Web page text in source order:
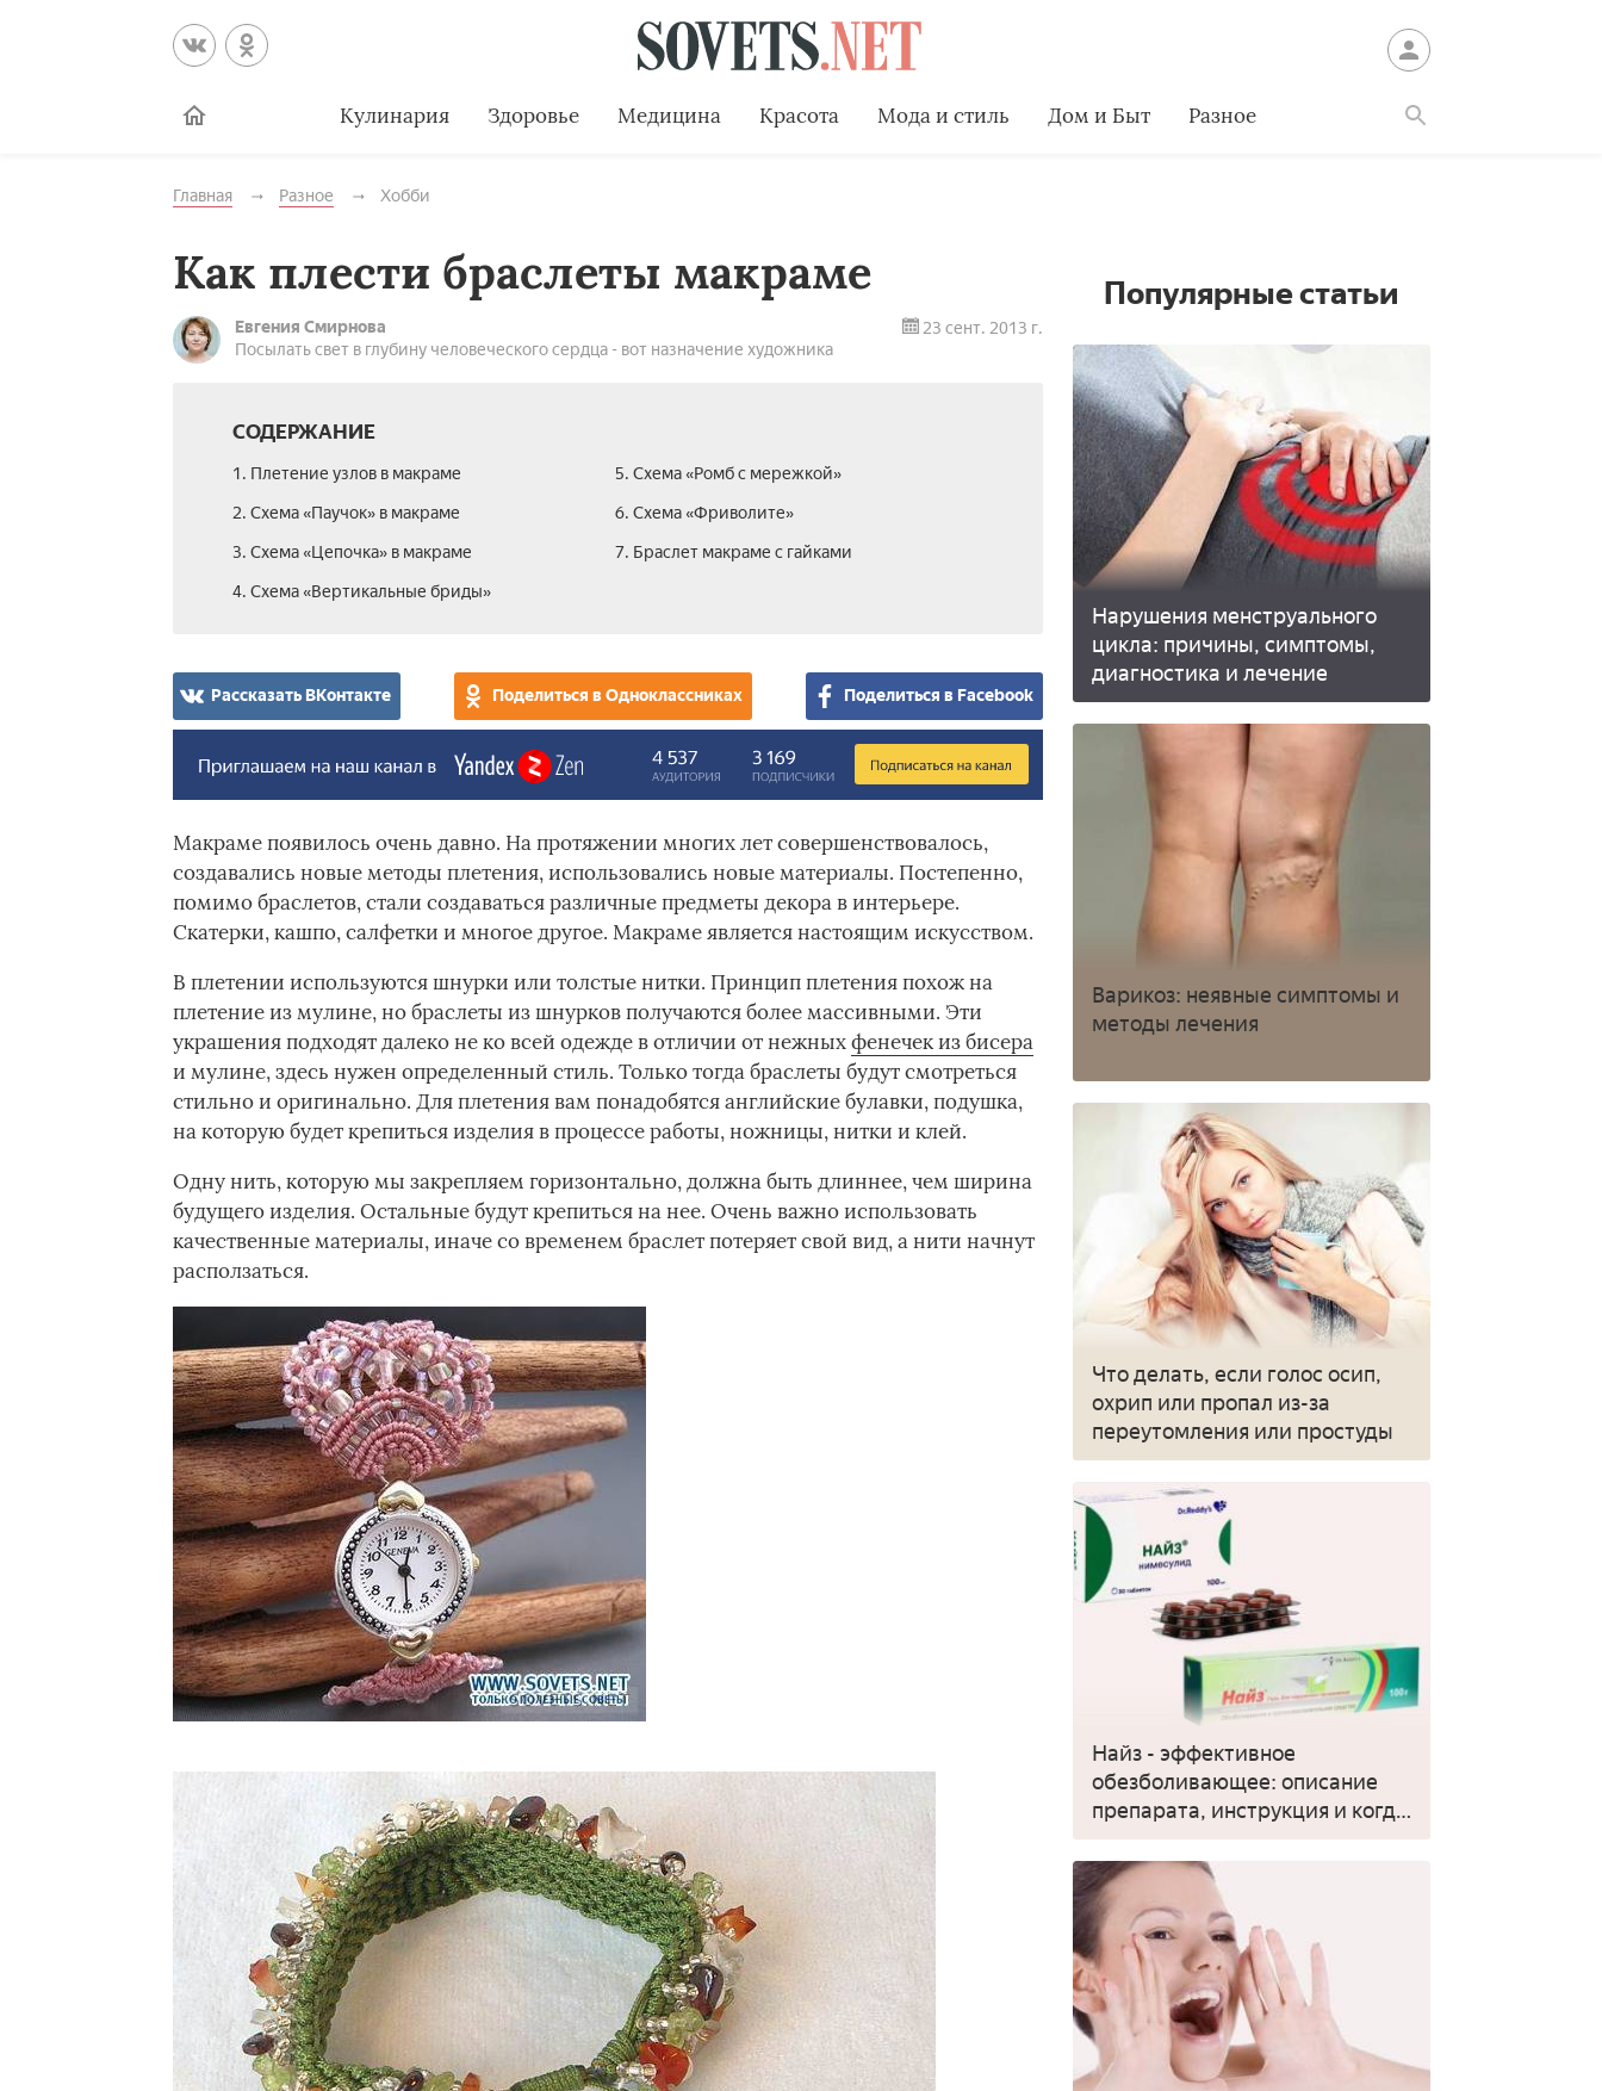
Кулинария Здоровье Медицина Красота Мода и стиль Дом и Быт Разное
Главная Разное Хобби
Как плести браслеты макраме
Евгения Смирнова
Посылать свет в глубину человеческого сердца - вот назначение художника
23 сент. 2013 г.
СОДЕРЖАНИЕ
1. Плетение узлов в макраме
2. Схема «Паучок» в макраме
3. Схема «Цепочка» в макраме
4. Схема «Вертикальные бриды»
5. Схема «Ромб с мережкой»
6. Схема «Фриволите»
7. Браслет макраме с гайками
Рассказать ВКонтакте Поделиться в Одноклассниках Поделиться в Facebook
Макраме появилось очень давно. На протяжении многих лет совершенствовалось,
создавались новые методы плетения, использовались новые материалы. Постепенно,
помимо браслетов, стали создаваться различные предметы декора в интерьере.
Скатерки, кашпо, салфетки и многое другое. Макраме является настоящим искусством.
В плетении используются шнурки или толстые нитки. Принцип плетения похож на
плетение из мулине, но браслеты из шнурков получаются более массивными. Эти
украшения подходят далеко не ко всей одежде в отличии от нежныхфенечек из бисера
и­ мулине, здесь нужен определенный стиль. Только тогда браслеты будут смотреться
стильно и оригинально. Для плетения вам понадобятся английские булавки, подушка,
на которую будет крепиться изделия в процессе работы, ножницы, нитки и клей.
Одну нить, которую мы закрепляем горизонтально, должна быть длиннее, чем ширина
будущего изделия. Остальные будут крепиться на нее. Очень важно использовать
качественные материалы, иначе со временем браслет потеряет свой вид, а нити начнут
расползаться.
Популярные статьи
Нарушения менструального
цикла: причины, симптомы,
диагностика и лечение
Варикоз: неявные симптомы и
методы лечения
Что делать, если голос осип,
охрип или пропал из-за
переутомления или простуды
Найз - эффективное
обезболивающее: описание
препарата, инструкция и когда
применять